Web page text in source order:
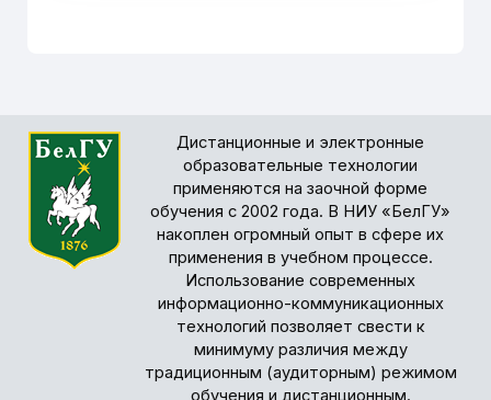
Дистанционные и электронные
образовательные технологии
применяются на заочной форме
обучения с 2002 года. В НИУ «БелГУ»
накоплен огромный опыт в сфере их
применения в учебном процессе.
Использование современных
информационно-коммуникационных
технологий позволяет свести к
минимуму различия между
традиционным (аудиторным) режимом
обучения и дистанционным.